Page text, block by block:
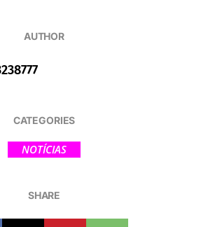
AUTHOR
CATEGORIES
NOTÍCIAS
SHARE